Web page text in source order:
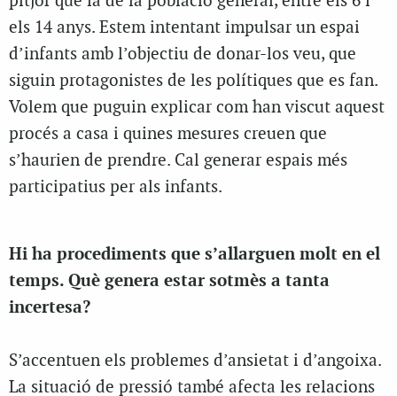
els 14 anys. Estem intentant impulsar un espai
d’infants amb l’objectiu de donar-los veu, que
siguin protagonistes de les polítiques que es fan.
Volem que puguin explicar com han viscut aquest
procés a casa i quines mesures creuen que
s’haurien de prendre. Cal generar espais més
participatius per als infants.
Hi ha procediments que s’allarguen molt en el
temps. Què genera estar sotmès a tanta
incertesa?
S’accentuen els problemes d’ansietat i d’angoixa.
La situació de pressió també afecta les relacions